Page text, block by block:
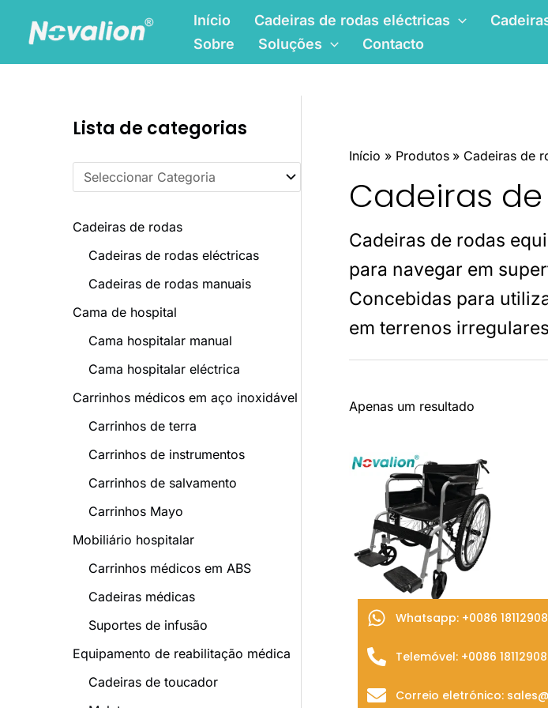
conteúdo
Início Cadeiras de rodas eléctricas
Sobre
Soluções Contacto
Lista de categorias
a
t
o
a
t
Cadeiras de rodas
Cadeiras de rodas eléctricas
Cadeiras de rodas manuais
Cama de hospital
Cama hospitalar manual
Cama hospitalar eléctrica
Carrinhos médicos em aço inoxidável
Carrinhos de terra
Carrinhos de instrumentos
Carrinhos de salvamento
Carrinhos Mayo
Mobiliário hospitalar
Carrinhos médicos em ABS
Cadeiras médicas
Suportes de infusão
Equipamento de reabilitação médica
Cadeiras de toucador
Início Produtos Cadeiras de
Cadeiras
Cadeiras de rodas
para navegar em
Concebidas para
em terrenos
Apenas um resultado
ao
orçamento
Cadeira de rodas
Whatsapp: +0086
Telemóvel: +0086
Correio eletrónico: